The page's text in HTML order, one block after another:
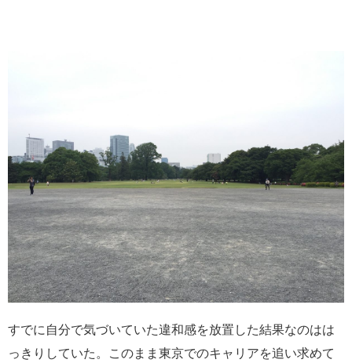
すでに自分で気づいていた違和感を放置した結果なのはは
っきりしていた。このまま東京でのキャリアを追い求めて